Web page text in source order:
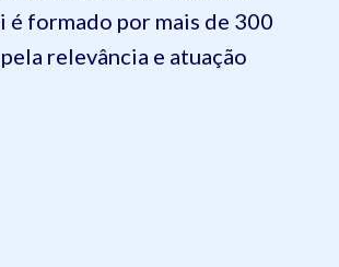
é formado por mais de 300
relevância e atuação